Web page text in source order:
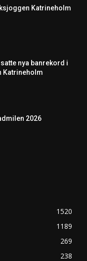
Katrineholm
nya banrekord i
Katrineholm
2026
1520
1189
269
238